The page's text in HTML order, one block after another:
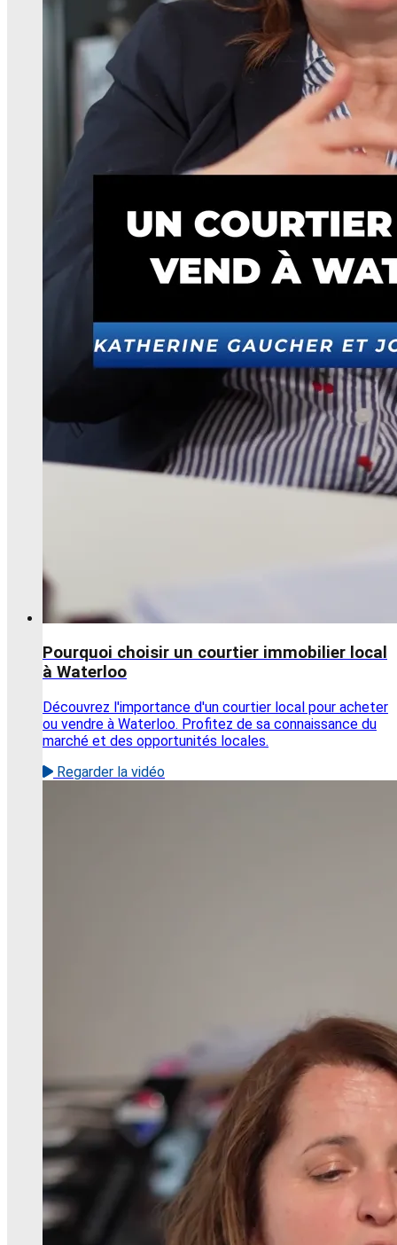
Pourquoi choisir un courtier immobilier local
à Waterloo
Découvrez l'importance d'un courtier local pour acheter
ou vendre à Waterloo. Profitez de sa connaissance du
marché et des opportunités locales.
Regarder la vidéo